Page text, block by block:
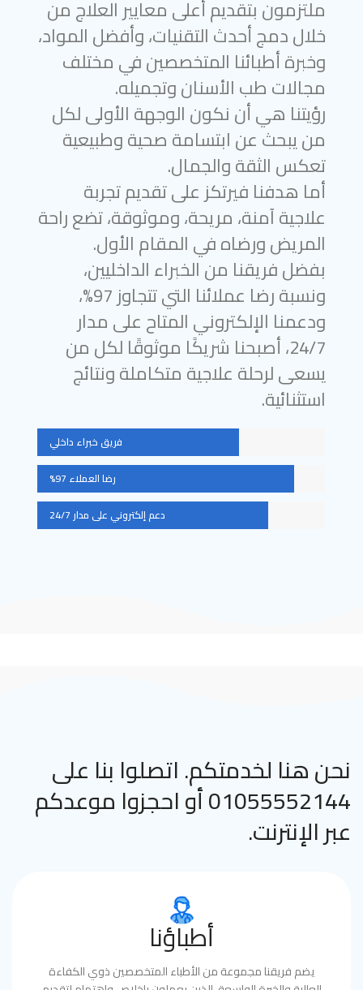
ملتزمون بتقديم أعلى معايير العلاج من
خلال دمج أحدث التقنيات، وأفضل المواد،
وخبرة أطبائنا المتخصصين في مختلف
مجالات طب الأسنان وتجميله.
رؤيتنا هي أن نكون الوجهة الأولى لكل
من يبحث عن ابتسامة صحية وطبيعية
تعكس الثقة والجمال.
أما هدفنا فيرتكز على تقديم تجربة
علاجية آمنة، مريحة، وموثوقة، تضع راحة
المريض ورضاه في المقام الأول.
بفضل فريقنا من الخبراء الداخليين،
ونسبة رضا عملائنا التي تتجاوز 97%،
ودعمنا الإلكتروني المتاح على مدار
24/7، أصبحنا شريكًا موثوقًا لكل من
يسعى لرحلة علاجية متكاملة ونتائج
استثنائية.
فريق خبراء داخلي
رضا العملاء 97%
دعم إلكتروني على مدار 24/7
نحن هنا لخدمتكم. اتصلوا بنا على
01055552144 أو احجزوا موعدكم
عبر الإنترنت.
أطباؤنا
يضم فريقنا مجموعة من الأطباء المتخصصين ذوي الكفاءة